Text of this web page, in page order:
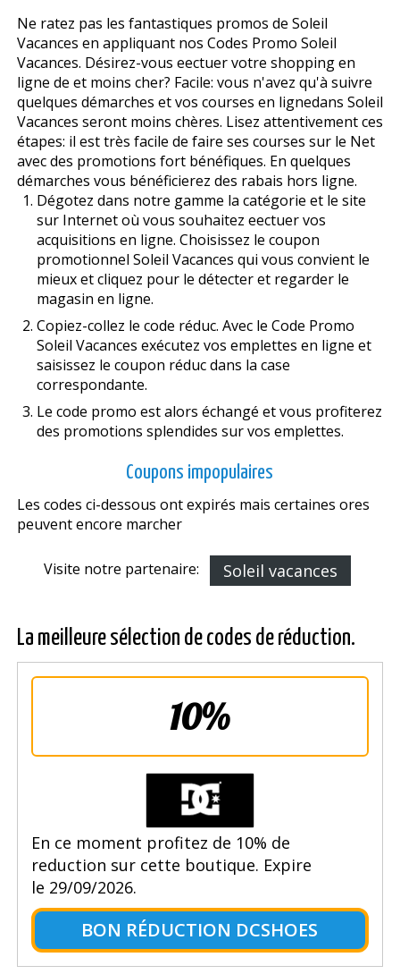
Ne ratez pas les fantastiques promos de Soleil
Vacances en appliquant nos Codes Promo Soleil
Vacances. Désirez-vous effectuer votre shopping en
ligne de et moins cher? Facile: vous n'avez qu'à suivre
quelques démarches et vos courses en lignedans Soleil
Vacances seront moins chères. Lisez attentivement ces
étapes: il est très facile de faire ses courses sur le Net
avec des promotions fort bénéfiques. En quelques
démarches vous bénéficierez des rabais hors ligne.
Dégotez dans notre gamme la catégorie et le site
sur Internet où vous souhaitez effectuer vos
acquisitions en ligne. Choisissez le coupon
promotionnel Soleil Vacances qui vous convient le
mieux et cliquez pour le détecter et regarder le
magasin en ligne.
Copiez-collez le code réduc. Avec le Code Promo
Soleil Vacances exécutez vos emplettes en ligne et
saisissez le coupon réduc dans la case
correspondante.
Le code promo est alors échangé et vous profiterez
des promotions splendides sur vos emplettes.
Coupons impopulaires
Les codes ci-dessous ont expirés mais certaines offres
peuvent encore marcher
Visite notre partenaire: Soleil vacances
La meilleure sélection de codes de réduction.
10%
En ce moment profitez de 10% de
reduction sur cette boutique. Expire
le 29/09/2026.
BON RÉDUCTION DCSHOES